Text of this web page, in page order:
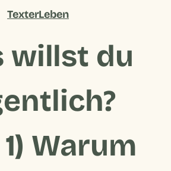
TexterLeben
willst du
Warum